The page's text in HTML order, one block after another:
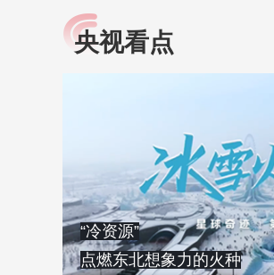
小央视频
央视网原创视频子品牌，
央视看点
“冷资源”
点燃东北想象力的火种